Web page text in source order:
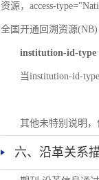
资源，access-
全国开通回溯资源(NB)
institution-id-type
当institution-id-
其他未特别说明
六、沿革关系